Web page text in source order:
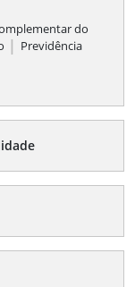
do
| Previdência